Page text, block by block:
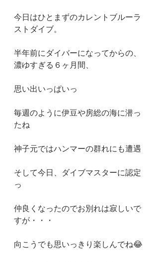
今日はひとまずのカレントブルーラ
ストダイブ。
半年前にダイバーになってからの、
濃ゆすぎる６ヶ月間、
思い出いっぱいっ
毎週のように伊豆や房総の海に潜っ
たね
神子元ではハンマーの群れにも遭遇
そして今日、ダイブマスターに認定
っ
仲良くなったのでお別れは寂しいで
すが・・・
向こうでも思いっきり楽しんでね😂